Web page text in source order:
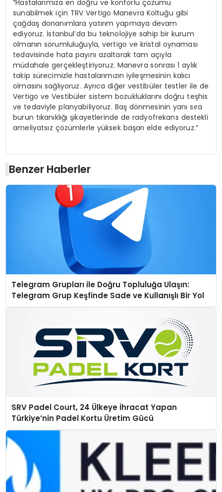
“Hastalarımıza en doğru ve konforlu çözümü
sunabilmek için TRV Vertigo Manevra Koltuğu gibi
çağdaş donanımlara yatırım yapmaya devam
ediyoruz. İstanbul’da bu teknolojiye sahip bir kurum
olmanın sorumluluğuyla, vertigo ve kristal oynaması
tedavisinde hata payını azaltarak tam açıyla
müdahale gerçekleştiriyoruz. Manevra sonrası 1 aylık
takip sürecimizle hastalarımızın iyileşmesinin kalıcı
olmasını sağlıyoruz. Ayrıca diğer vestibüler testler ile de
Vertigo ve Vestibüler sistem bozukluklarını doğru teşhis
ve tedaviyle planyabiliyoruz. Baş dönmesinin yanı sıra
burun tıkanıklığı şikayetlerinde de radyofrekans destekli
ameliyatsız çözümlerle yüksek başarı elde ediyoruz.”
Benzer Haberler
Telegram Grupları ile Doğru Topluluğa Ulaşın:
Telegram Grup Keşfinde Sade ve Kullanışlı Bir Yol
SRV Padel Court, 24 Ülkeye İhracat Yapan
Türkiye’nin Padel Kortu Üretim Gücü